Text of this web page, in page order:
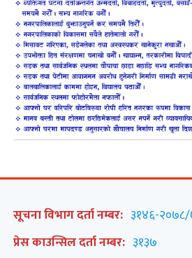
सूचना विभाग दर्ता नम्बर: ३१४६-
प्रेस काउन्सिल दर्ता नम्बर: ३१३७